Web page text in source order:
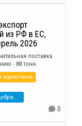
из РФ в ЕС,
2026
поставка
- 88 тонн.
подписчиков
минеральные удобрения
0